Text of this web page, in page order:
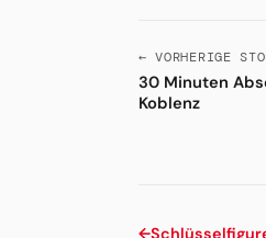
← VORHERIGE
30 Minuten
Koblenz
←